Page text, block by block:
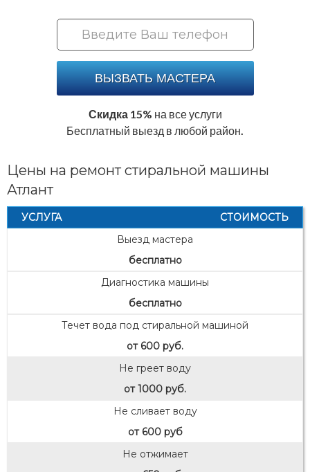
ВЫЗВАТЬ МАСТЕРА
Скидка 15% на все услуги
Бесплатный выезд в любой район.
Цены на ремонт стиральной машины
Атлант
УСЛУГА
СТОИМОСТЬ
Выезд мастера
бесплатно
Диагностика машины
бесплатно
Течет вода под стиральной машиной
от 600 руб.
Не греет воду
от 1000 руб.
Не сливает воду
от 600 руб
Не отжимает